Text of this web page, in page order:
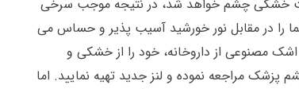
باعث خشکی چشم خواهد شد، در نتیجه موجب سرخی
در مقابل نور خورشید آسیب پذیر و حساس می
اشک مصنوعی از داروخانه، خود را از خشکی و
مراجعه نموده و لنز جدید تهیه نمایید. اما